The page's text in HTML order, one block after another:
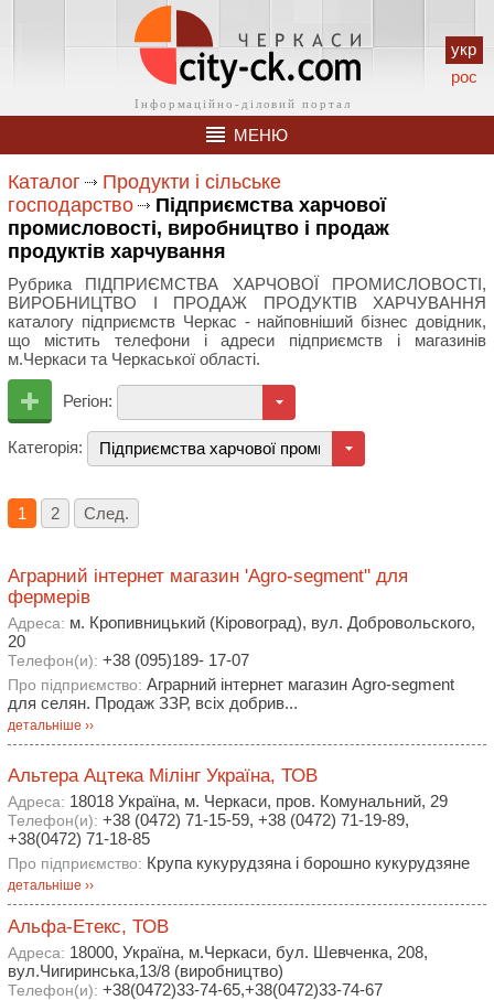
укр
рос
МЕНЮ
Каталог
Продукти і сільське
господарство
Підприємства харчової
промисловості, виробництво і продаж
продуктів харчування
Рубрика ПІДПРИЄМСТВА ХАРЧОВОЇ ПРОМИСЛОВОСТІ,
ВИРОБНИЦТВО І ПРОДАЖ ПРОДУКТІВ ХАРЧУВАННЯ
каталогу підприємств Черкас - найповніший бізнес довідник,
що містить телефони і адреси підприємств і магазинів
м.Черкаси та Черкаської області.
Регіон:
Категорія: Підприємства харчової промисловості,
1 2 След.
Аграрний інтернет магазин 'Agro-segment'' для
фермерів
Адреса: м. Кропивницький (Кіровоград), вул. Добровольского,
20
Телефон(и): +38 (095)189- 17-07
Про підприємство: Аграрний інтернет магазин Agro-segment
для селян. Продаж ЗЗР, всіх добрив...
детальніше ››
Альтера Ацтека Мілінг Україна, ТОВ
Адреса: 18018 Україна, м. Черкаси, пров. Комунальний, 29
Телефон(и): +38 (0472) 71-15-59, +38 (0472) 71-19-89,
+38(0472) 71-18-85
Про підприємство: Крупа кукурудзяна і борошно кукурудзяне
детальніше ››
Альфа-Етекс, ТОВ
Адреса: 18000, Україна, м.Черкаси, бул. Шевченка, 208,
вул.Чигиринська,13/8 (виробництво)
Телефон(и): +38(0472)33-74-65,+38(0472)33-74-67